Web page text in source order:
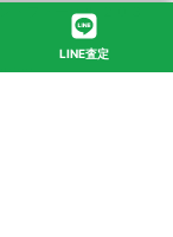
フォービル ２０３
LINE査定